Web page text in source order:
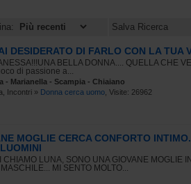
Salva Ricerca
DESIDERATO DI FARLO CON LA TUA
BELLA DONNA.... QUELLA CHE
di passione a...
- Marianella - Scampia - Chiaiano
Incontri » Donna cerca uomo , Visite: 26962
MOGLIE CERCA CONFORTO
CHIAMO LUNA, SONO UNA GIOVANE MOGLIE
MASCHILE... MI SENTO MOLTO...